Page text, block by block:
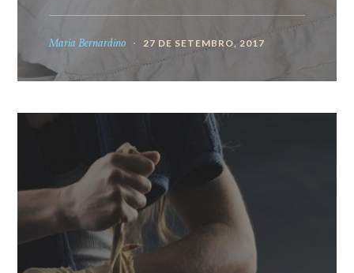
Maria Bernardino 27 DE SETEMBRO, 2017